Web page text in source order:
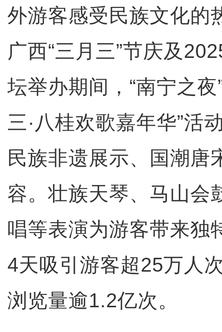
外游客感受民族文化的
广西“三月三”节庆及
坛举办期间，“南宁之
三·八桂欢歌嘉年华”活
民族非遗展示、国潮唐
容。壮族天琴、马山会
唱等表演为游客带来独
4天吸引游客超25万人
浏览量逾1.2亿次。